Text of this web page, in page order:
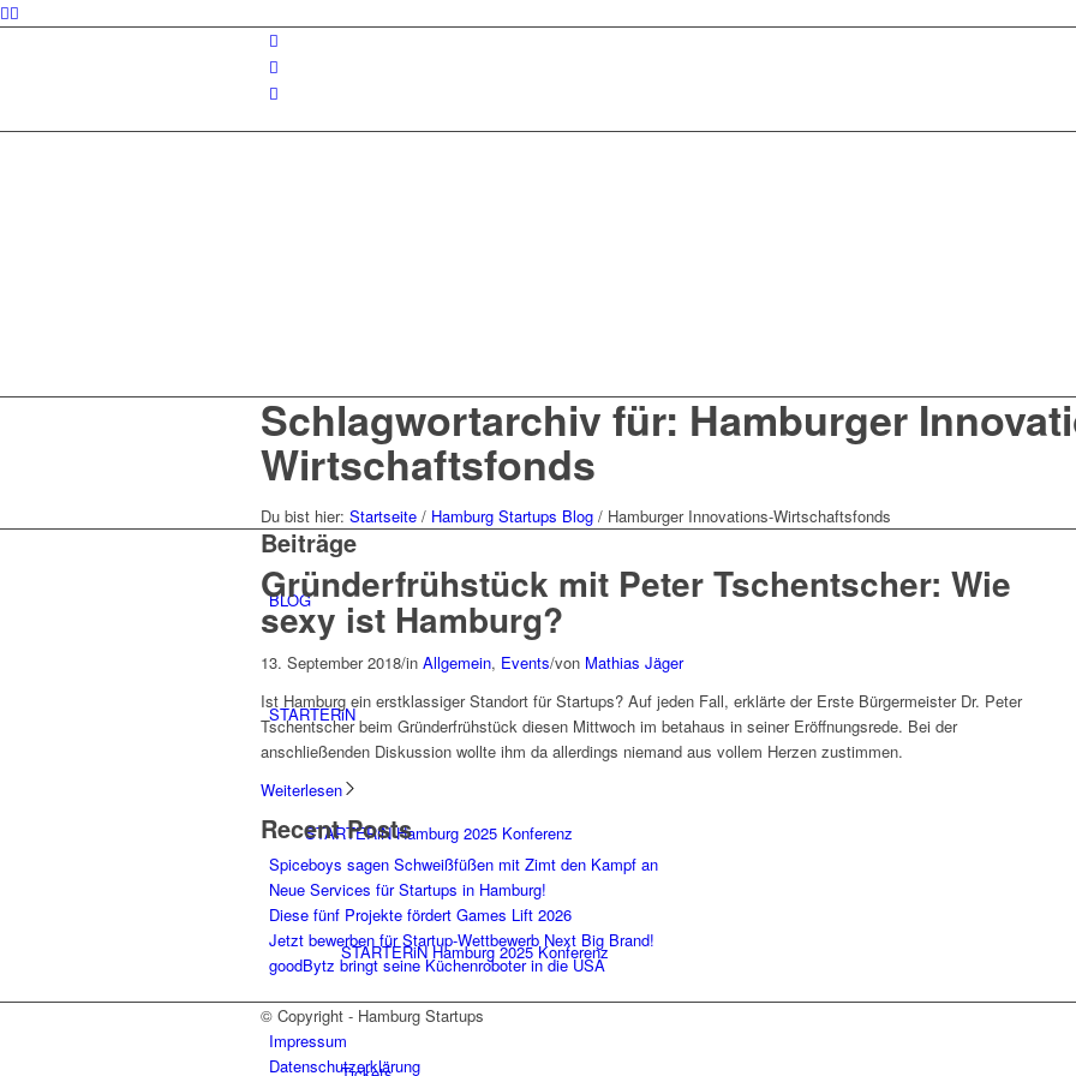
BLOG
STARTERiN
STARTERiN Hamburg 2025 Konferenz
STARTERiN Hamburg 2025 Konferenz
Schlagwortarchiv für: Hamburger
Wirtschaftsfonds
Du bist hier: Startseite / Hamburg Startups Blog / Hamburger Innovations-Wirtschaftsfonds
Beiträge
Gründerfrühstück mit Peter Tschentscher: Wie
sexy ist Hamburg?
13. September 2018/in Allgemein, Events/von Mathias Jäger
Ist Hamburg ein erstklassiger Standort für Startups? Auf jeden Fall, erklärte der Erste Bürgermeister Dr. Peter
Tschentscher beim Gründerfrühstück diesen Mittwoch im betahaus in seiner Eröffnungsrede. Bei der
anschließenden Diskussion wollte ihm da allerdings niemand aus vollem Herzen zustimmen.
Weiterlesen
Recent Posts
Spiceboys sagen Schweißfüßen mit Zimt den Kampf an
Neue Services für Startups in Hamburg!
Diese fünf Projekte fördert Games Lift 2026
Jetzt bewerben für Startup-Wettbewerb Next Big Brand!
goodBytz bringt seine Küchenroboter in die USA
© Copyright - Hamburg Startups
Impressum
Datenschutzerklärung